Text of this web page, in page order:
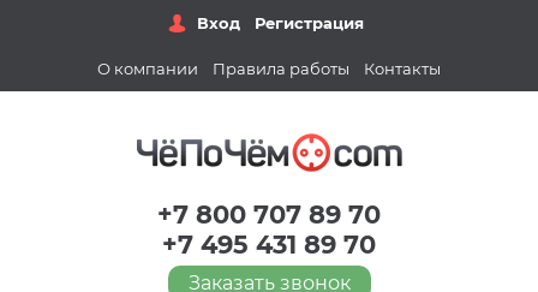
Вход Регистрация
О компании Правила работы Контакты
+7 800 707 89 70
+7 495 431 89 70
Заказать звонок